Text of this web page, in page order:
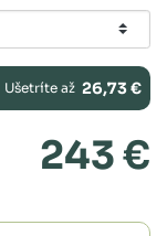
Ušetríte až 26,73 €
243 €